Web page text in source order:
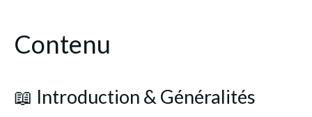
Contenu
📖 Introduction & Généralités